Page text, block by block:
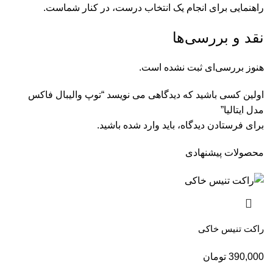
راهنمایی برای انجام یک انتخاب درست، در کنار شماست.
نقد و بررسی‌ها
هنوز بررسی‌ای ثبت نشده است.
اولین کسی باشید که دیدگاهی می نویسد “توپ والیبال فاکس
مدل ایتالیا”
برای فرستادن دیدگاه، باید وارد شده باشید.
محصولات پیشنهادی
راکت تنیس خاکی
390,000 تومان